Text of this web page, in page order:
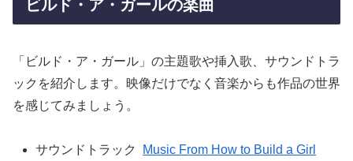
ビルド・ア・ガールの楽曲
「ビルド・ア・ガール」の主題歌や挿入歌、サウンドトラ
ックを紹介します。映像だけでなく音楽からも作品の世界
を感じてみましょう。
サウンドトラック
Music From How to Build a Girl